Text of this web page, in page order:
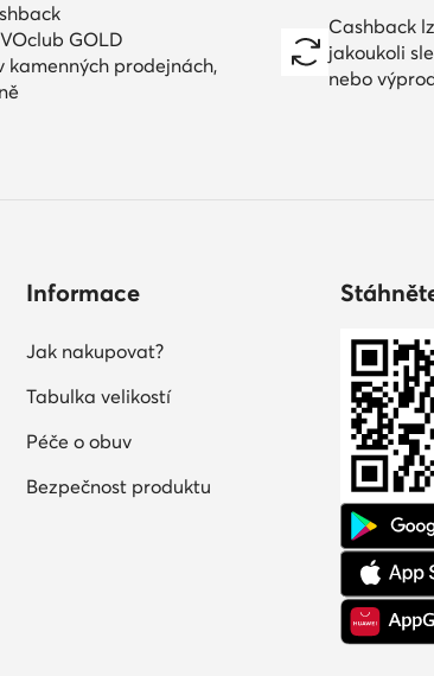
GOLD
kamenných prodejnách,
Cashback
jakoukoli
nebo
Informace
Jak nakupovat?
Tabulka velikostí
Péče o obuv
Bezpečnost produktu